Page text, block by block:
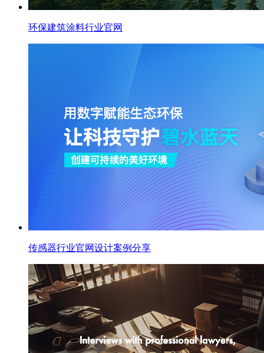
环保建筑涂料行业官网
传感器行业官网设计案例分享